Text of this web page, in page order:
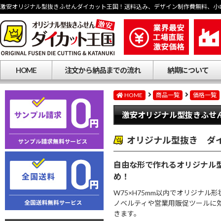
激安オリジナル型抜きふせんダイカット王国！送料込み、デザイン制作費無料、
HOME 注文から納品までの流れ 納期について
HOME 商品一覧 価格一覧
激安オリジナル型抜きふせ
オリジナル型抜き ダ
自由な形で作れるオリジナル
め！
W75×H75mm以内でオリジナル
ノベルティや営業用販促ツール
きます。